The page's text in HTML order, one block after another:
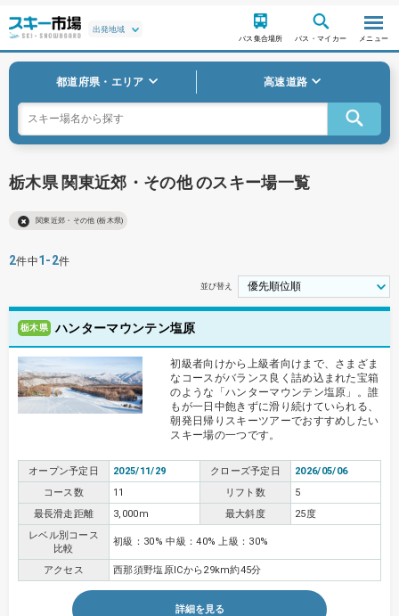
バス集合場所 バス・マイカー メニュー
都道府県・エリア 高速道路
栃木県 関東近郊・その他 のスキー場一覧
関東近郊・その他 (栃木県)
2件中1-2件
並び替え
栃木県 ハンターマウンテン塩原
初級者向けから上級者向けまで、さまざま
なコースがバランス良く詰め込まれた宝箱
のような「ハンターマウンテン塩原」。誰
もが一日中飽きずに滑り続けていられる、
朝発日帰りスキーツアーでおすすめしたい
スキー場の一つです。
オープン予定日 2025/11/29 クローズ予定日
2026/05/06
コース数
11 リフト数
5
最長滑走距離
3,000m 最大斜度
25度
レベル別コース
比較
初級：30% 中級：40% 上級：30%
アクセス 西那須野塩原ICから29km約45分
詳細を見る